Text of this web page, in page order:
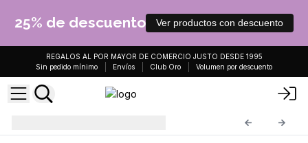
25% de descuento Ver productos con descuento
REGALOS AL POR MAYOR DE COMERCIO JUSTO DESDE 1995
Sin pedido mínimo
Envíos Club Oro Volumen por descuento